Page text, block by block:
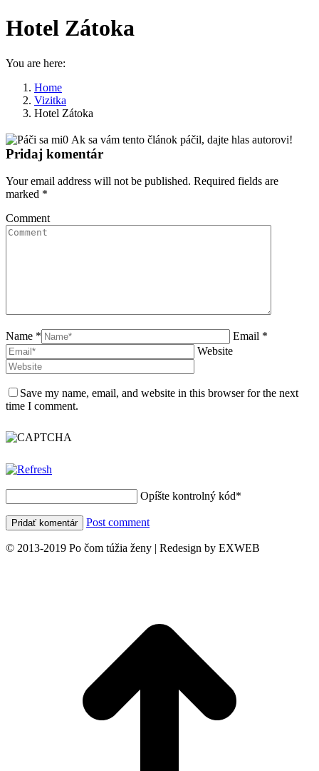
Hotel Zátoka
You are here:
Home
Vizitka
Hotel Zátoka
0 Ak sa vám tento článok páčil, dajte hlas autorovi!
Pridaj komentár
Your email address will not be published. Required fields are
marked *
Comment
Name *
Email *
Website
Save my name, email, and website in this browser for the next
time I comment.
Opíšte kontrolný kód*
Post comment
© 2013-2019 Po čom túžia ženy | Redesign by EXWEB